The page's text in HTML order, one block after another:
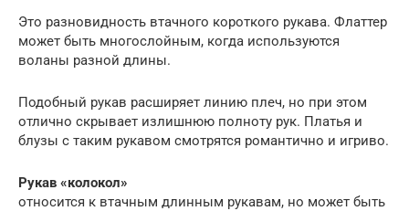
Это разновидность втачного короткого рукава. Флаттер
может быть многослойным, когда используются
воланы разной длины.
Подобный рукав расширяет линию плеч, но при этом
отлично скрывает излишнюю полноту рук. Платья и
блузы с таким рукавом смотрятся романтично и игриво.
Рукав «колокол»
относится к втачным длинным рукавам, но может быть